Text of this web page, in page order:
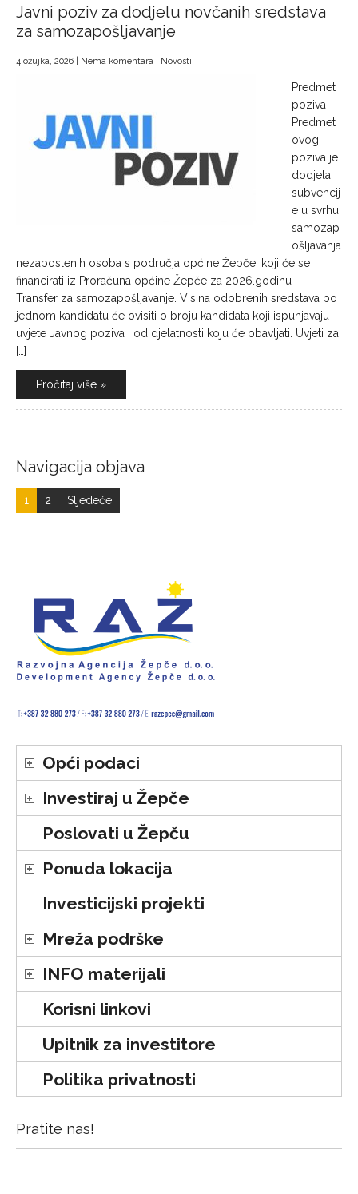
Javni poziv za dodjelu novčanih sredstava
za samozapošljavanje
4 ožujka, 2026 Nema komentara Novosti
Predmet
poziva
Predmet
ovog
poziva je
dodjela
subvencij
e u svrhu
samozap
ošljavanja
nezaposlenih osoba s područja općine Žepče, koji će se
financirati iz Proračuna općine Žepče za 2026.godinu –
Transfer za samozapošljavanje. Visina odobrenih sredstava po
jednom kandidatu će ovisiti o broju kandidata koji ispunjavaju
uvjete Javnog poziva i od djelatnosti koju će obavljati. Uvjeti za
[…]
Pročitaj više »
Navigacija objava
1 2 Sljedeće
Opći podaci
Investiraj u Žepče
Poslovati u Žepču
Ponuda lokacija
Investicijski projekti
Mreža podrške
INFO materijali
Korisni linkovi
Upitnik za investitore
Politika privatnosti
Pratite nas!